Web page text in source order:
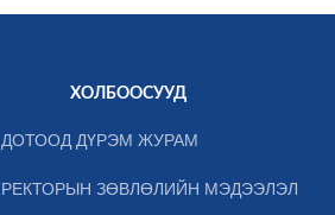
ХОЛБООСУУД
ДОТООД ДҮРЭМ ЖУРАМ
РЕКТОРЫН ЗӨВЛӨЛИЙН МЭДЭЭЛЭЛ